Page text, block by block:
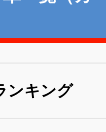
ンキング